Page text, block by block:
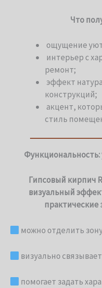
Что
ощущение
интерьер с
ремонт;
эффект
конструкций;
акцент,
стиль
Гипсовый кирпич
визуальный
практические
можно отделить
визуально
помогает задать